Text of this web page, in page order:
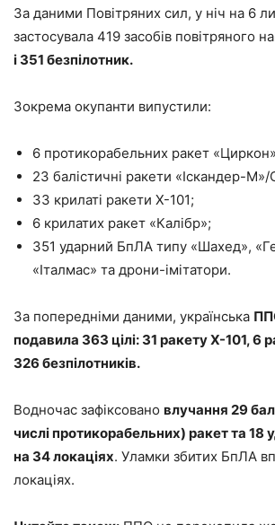
За даними Повітряних сил, у ніч на 6
застосувала 419 засобів повітряного
і 351 безпілотник.
Зокрема окупанти випустили:
6 протикорабельних ракет
23 балістичні ракети «Іскандер-
33 крилаті ракети Х-101;
6 крилатих ракет «Калібр»;
351 ударний БпЛА типу «Шахед»,
«Італмас» та дрони-імітатори.
За попередніми даними, українська
подавила 363 цілі: 31 ракету Х-101, 6
326 безпілотників.
Водночас зафіксовано влучання 29
числі протикорабельних) ракет та 18
на 34 локаціях. Уламки збитих БпЛА
локаціях.